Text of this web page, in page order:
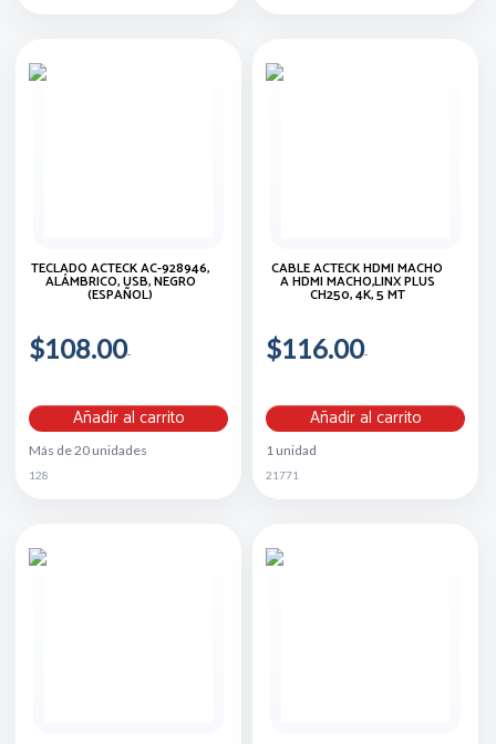
TECLADO ACTECK AC-928946,
ALÁMBRICO, USB, NEGRO
(ESPAÑOL)
$108.00
Añadir al carrito
Más de 20 unidades
128
CABLE ACTECK HDMI MACHO
A HDMI MACHO,LINX PLUS
CH250, 4K, 5 MT
$116.00
Añadir al carrito
1 unidad
21771